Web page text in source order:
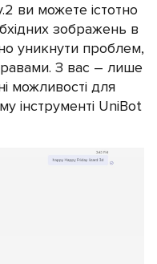
ви можете істотно
зображень в
уникнути проблем,
З вас – лише
можливості для
інструменті UniBot